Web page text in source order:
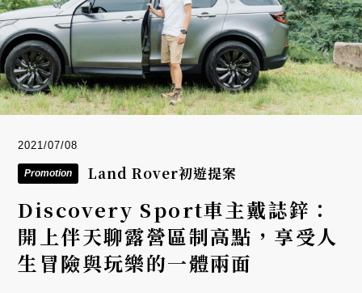
2021/07/08
Promotion Land Rover初遊提案
Discovery Sport車主戴誌鋅：
開上伴天聊露營區制高點，享受人
生冒險與玩樂的一體兩面